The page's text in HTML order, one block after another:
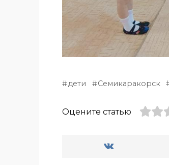
дети Семикаракорск
Оцените статью